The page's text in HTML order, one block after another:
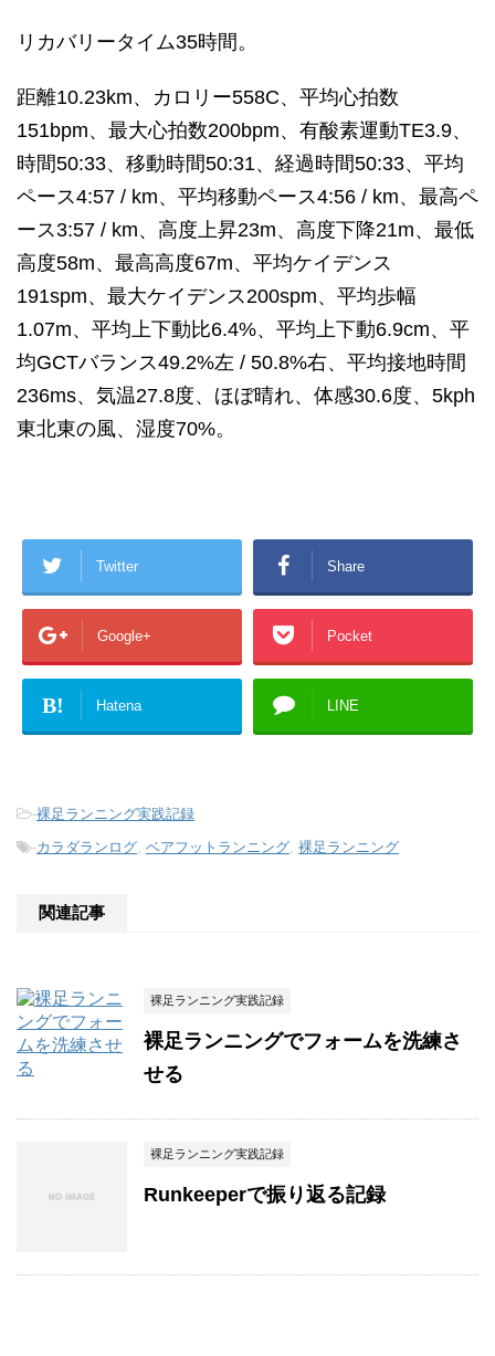
リカバリータイム35時間。
距離10.23km、カロリー558C、平均心拍数
151bpm、最大心拍数200bpm、有酸素運動TE3.9、
時間50:33、移動時間50:31、経過時間50:33、平均
ペース4:57 / km、平均移動ペース4:56 / km、最高ペ
ース3:57 / km、高度上昇23m、高度下降21m、最低
高度58m、最高高度67m、平均ケイデンス
191spm、最大ケイデンス200spm、平均歩幅
1.07m、平均上下動比6.4%、平均上下動6.9cm、平
均GCTバランス49.2%左 / 50.8%右、平均接地時間
236ms、気温27.8度、ほぼ晴れ、体感30.6度、5kph
東北東の風、湿度70%。
Twitter Share
Google+ Pocket
B! Hatena LINE
-裸足ランニング実践記録
-カラダランログ, ベアフットランニング, 裸足ランニング
関連記事
裸足ランニング実践記録
裸足ランニングでフォームを洗練さ
せる
裸足ランニング実践記録
Runkeeperで振り返る記録